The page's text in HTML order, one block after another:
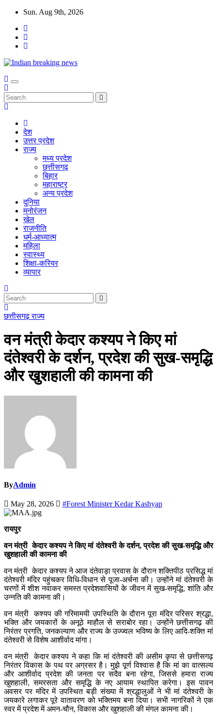
Skip
content
Sun. Aug 9th, 2026
देश
उत्तर प्रदेश
राज्य
मध्य प्रदेश
छत्तीसगढ़
बिहार
महाराष्ट्र
अन्य प्रदेश
दुनिया
मनोरंजन
खेल
राजनीति
धर्म-आध्यात्म
महिला
स्वास्थ्य
शिक्षा-करियर
व्यापार
छत्तीसगढ़राज्य
वन मंत्री केदार कश्यप ने किए मां
दंतेश्वरी के दर्शन, प्रदेश की सुख-समृद्धि
और खुशहाली की कामना की
ByAdmin
May 28, 2026 #Forest Minister Kedar Kashyap
रायपुर
वन मंत्री केदार कश्यप ने किए मां दंतेश्वरी के दर्शन, प्रदेश की सुख-समृद्धि और
खुशहाली की कामना की
वन मंत्री केदार कश्यप ने आज दंतेवाड़ा प्रवास के दौरान शक्तिपीठ प्रसिद्ध मां
दंतेश्वरी मंदिर पहुंचकर विधि-विधान से पूजा-अर्चना की। उन्होंने मां दंतेश्वरी के
चरणों में शीश नवाकर समस्त प्रदेशवासियों के जीवन में सुख-समृद्धि, शांति और
उन्नति की कामना की।
वन मंत्री कश्यप की गरिमामयी उपस्थिति के दौरान पूरा मंदिर परिसर श्रद्धा,
भक्ति और जयकारों के अनूठे माहौल से सराबोर रहा। उन्होंने छत्तीसगढ़ की
निरंतर प्रगति, जनकल्याण और राज्य के उज्ज्वल भविष्य के लिए आदि-शक्ति मां
दंतेश्वरी से विशेष आशीर्वाद मांगा।
वन मंत्री केदार कश्यप ने कहा कि मां दंतेश्वरी की असीम कृपा से छत्तीसगढ़
निरंतर विकास के पथ पर अग्रसर है। मुझे पूर्ण विश्वास है कि मां का वात्सल्य
और आशीर्वाद प्रदेश की जनता पर सदैव बना रहेगा, जिससे हमारा राज्य
खुशहाली, समरसता और समृद्धि के नए आयाम स्थापित करेगा। इस पावन
अवसर पर मंदिर में उपस्थित बड़ी संख्या में श्रद्धालुओं ने भी मां दंतेश्वरी के
जयकारे लगाकर पूरे वातावरण को भक्तिमय बना दिया। सभी नागरिकों ने एक
स्वर में प्रदेश में अमन-चौन, विकास और खुशहाली की मंगल कामना की।